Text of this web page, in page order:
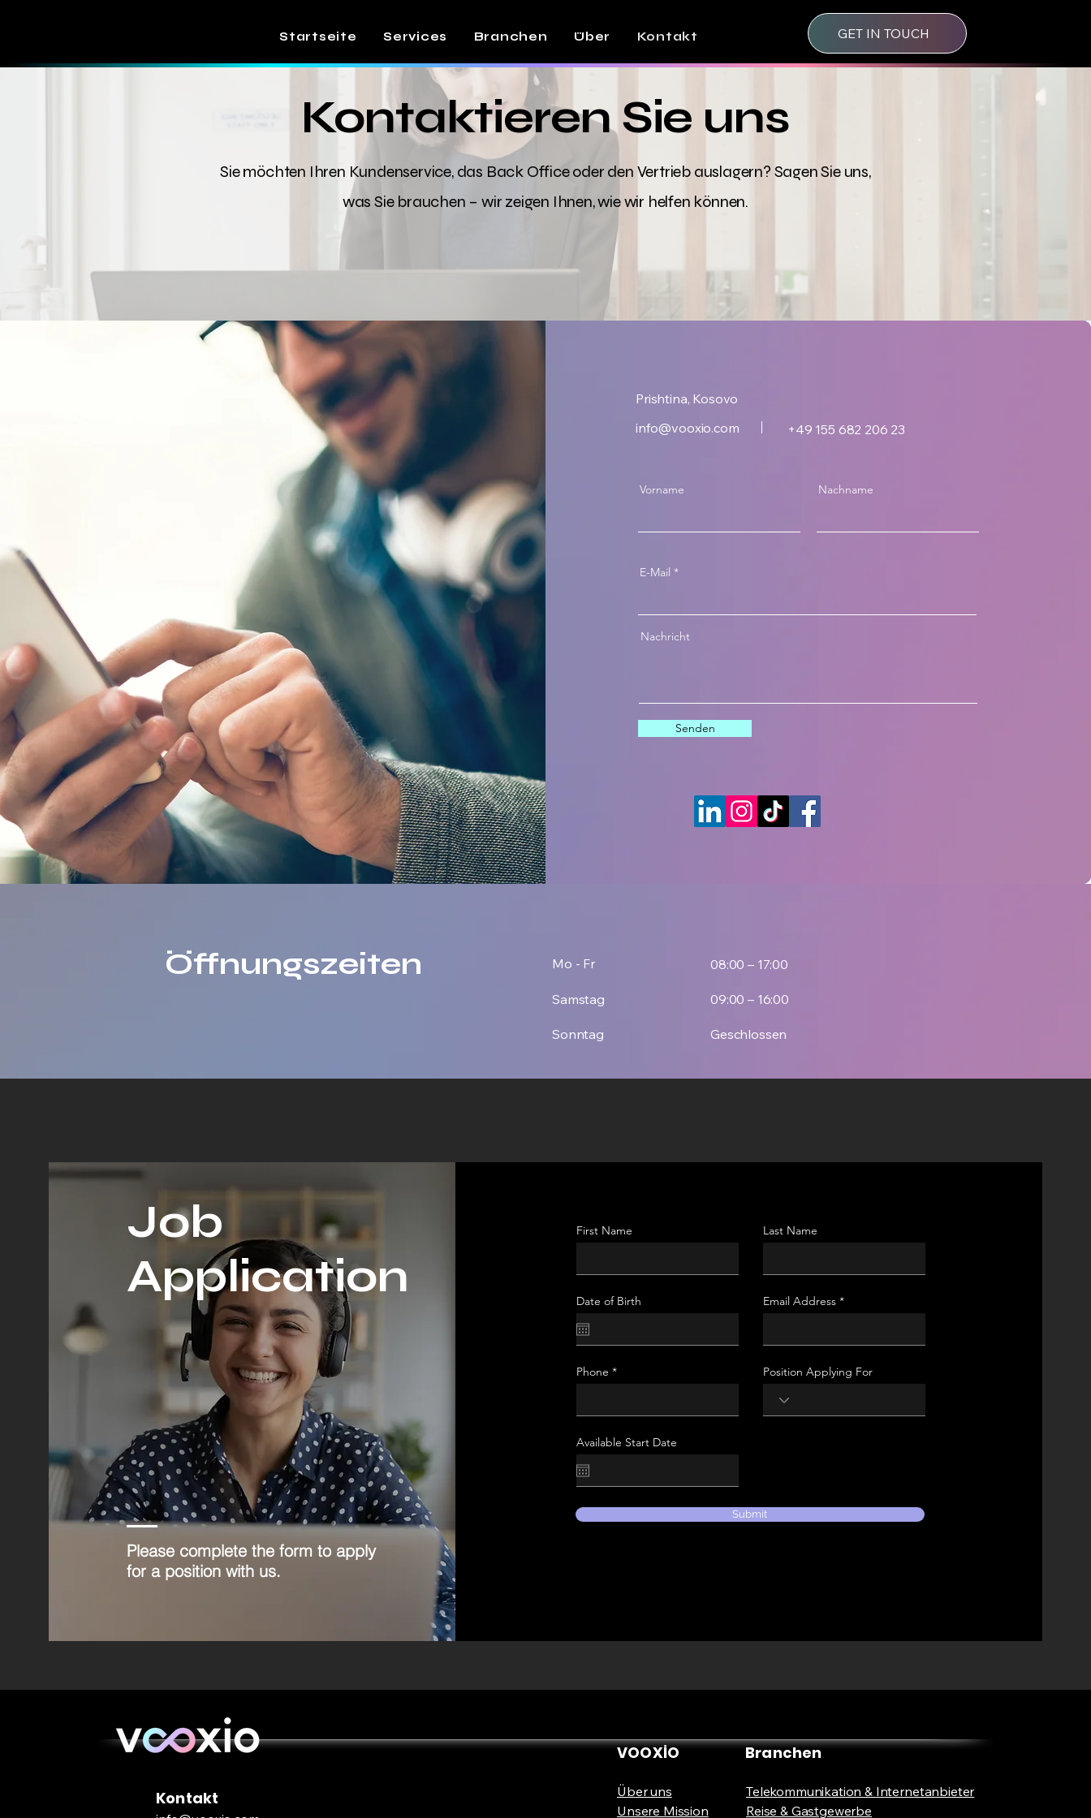
Startseite Services Branchen Über Kontakt GET IN TOUCH
Kontaktieren Sie uns
Sie möchten Ihren Kundenservice, das Back Office oder den Vertrieb auslagern? Sagen Sie uns,
was Sie brauchen – wir zeigen Ihnen, wie wir helfen können.
Prishtina, Kosovo
info@vooxio.com
+49 155 682 206 23
Vorname Nachname
E-Mail
Nachricht
Senden
Öffnungszeiten Mo - Fr 08:00 – 17:00
Samstag 09:00 – 16:00
Sonntag Geschlossen
Job
Application
Please complete the form to apply
for a position with us.
First Name Last Name
Date of Birth Email Address
Phone Position Applying For
Available Start Date
Submit
Kontakt
VOOXİO
Über uns
Unsere Mission
Branchen
Telekommunikation & Internetanbieter
Reise & Gastgewerbe